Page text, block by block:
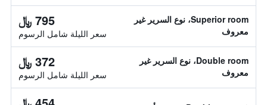
Superior room، نوع السرير غير
معروف
795 ﷼
سعر الليلة شامل الرسوم
Double room، نوع السرير غير
معروف
372 ﷼
سعر الليلة شامل الرسوم